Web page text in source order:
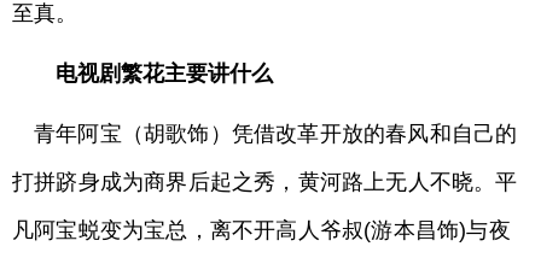
至真。
电视剧繁花主要讲什么
青年阿宝（胡歌饰）凭借改革开放的春风和自己的
打拼跻身成为商界后起之秀，黄河路上无人不晓。平
凡阿宝蜕变为宝总，离不开高人爷叔(游本昌饰)与夜